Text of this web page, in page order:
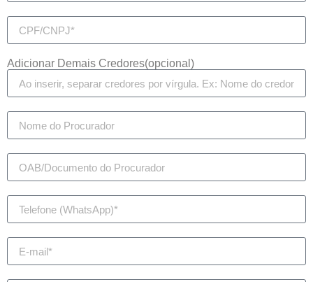
Adicionar Demais Credores(opcional)